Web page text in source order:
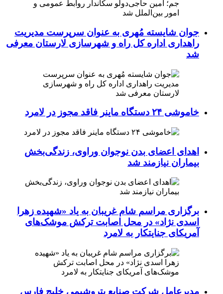
جوان شایسته مُهری به عنوان سرپرست مدیریت
راهداری اداره کل راه و شهرسازی لارستان معرفی
شد
خاموشی ۲۴ دستگاه ماینر فاقد مجوز در لامرد
اهدای اعضای بدن نوجوان وراوی، زندگی‌بخش
بیماران نیازمند شد
برگزاری مراسم شام غریبان به یاد «شهیده زهرا
اسدی نژاد» در محل اصابت ترکش موشک‌های
آمریکای جنایتکار به لامرد
مدیرعامل شرکت صنایع پتروشیمی خلیج فارس